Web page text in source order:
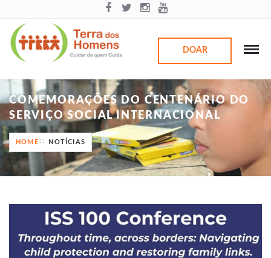
DOAR
COMEMORAÇÕES DO CENTENÁRIO DO
SERVIÇO SOCIAL INTERNACIONAL
HOME NOTÍCIAS